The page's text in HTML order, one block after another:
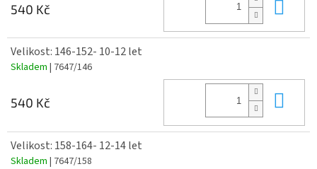
540 Kč
Velikost: 146-152- 10-12 let
Skladem | 7647/146
540 Kč
Velikost: 158-164- 12-14 let
Skladem | 7647/158